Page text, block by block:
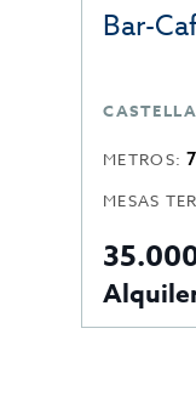
Local
METROS: